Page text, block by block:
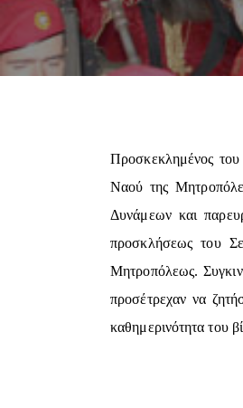
Προσκεκλημένος του
Ναού της
Δυνάμεων και
προσκλήσεως του
Μητροπόλεως.
προσέτρεχαν να
καθημερινότητα του